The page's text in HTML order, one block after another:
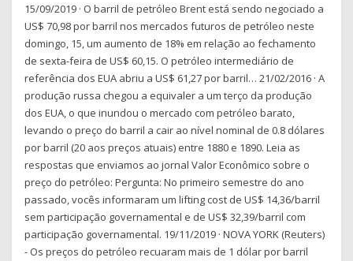
15/09/2019 · O barril de petróleo Brent está sendo negociado a
US$ 70,98 por barril nos mercados futuros de petróleo neste
domingo, 15, um aumento de 18% em relação ao fechamento
de sexta-feira de US$ 60,15. O petróleo intermediário de
referência dos EUA abriu a US$ 61,27 por barril… 21/02/2016 · A
produção russa chegou a equivaler a um terço da produção
dos EUA, o que inundou o mercado com petróleo barato,
levando o preço do barril a cair ao nível nominal de 0.8 dólares
por barril (20 aos preços atuais) entre 1880 e 1890. Leia as
respostas que enviamos ao jornal Valor Econômico sobre o
preço do petróleo: Pergunta: No primeiro semestre do ano
passado, vocês informaram um lifting cost de US$ 14,36/barril
sem participação governamental e de US$ 32,39/barril com
participação governamental. 19/11/2019 · NOVA YORK (Reuters)
- Os preços do petróleo recuaram mais de 1 dólar por barril